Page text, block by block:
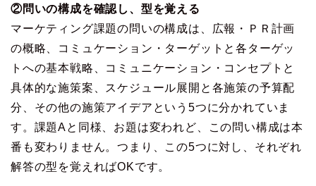
②問いの構成を確認し、型を覚える
マーケティング課題の問いの構成は、広報・ＰＲ計画
の概略、コミュケーション・ターゲットと各ターゲッ
トへの基本戦略、コミュニケーション・コンセプトと
具体的な施策案、スケジュール展開と各施策の予算配
分、その他の施策アイデアという5つに分かれていま
す。課題Aと同様、お題は変われど、この問い構成は本
番も変わりません。つまり、この5つに対し、それぞれ
解答の型を覚えればOKです。